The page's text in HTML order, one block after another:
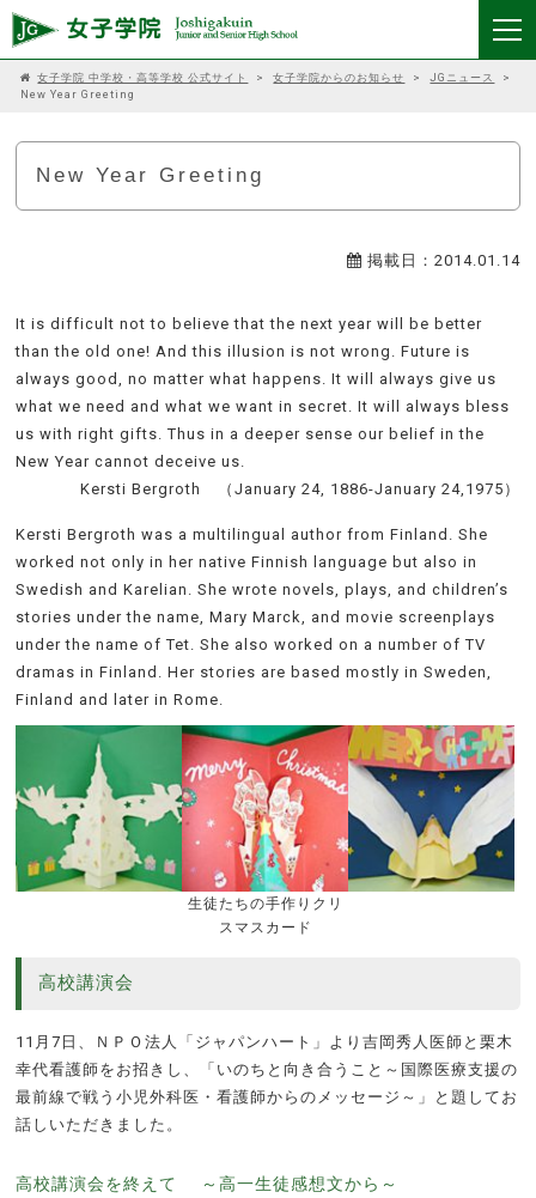
女子学院 中学校・高等学校 公式サイト > 女子学院からのお知らせ > JGニュース
>
New Year Greeting
New Year Greeting
掲載日：2014.01.14
It is difficult not to believe that the next year will be better
than the old one! And this illusion is not wrong. Future is
always good, no matter what happens. It will always give us
what we need and what we want in secret. It will always bless
us with right gifts. Thus in a deeper sense our belief in the
New Year cannot deceive us.
Kersti Bergroth （January 24, 1886-January 24,1975）
Kersti Bergroth was a multilingual author from Finland. She
worked not only in her native Finnish language but also in
Swedish and Karelian. She wrote novels, plays, and children’s
stories under the name, Mary Marck, and movie screenplays
under the name of Tet. She also worked on a number of TV
dramas in Finland. Her stories are based mostly in Sweden,
Finland and later in Rome.
生徒たちの手作りクリ
スマスカード
高校講演会
11月7日、ＮＰＯ法人「ジャパンハート」より吉岡秀人医師と栗木
幸代看護師をお招きし、「いのちと向き合うこと～国際医療支援の
最前線で戦う小児外科医・看護師からのメッセージ～」と題してお
話しいただきました。
高校講演会を終えて ～高一生徒感想文から～